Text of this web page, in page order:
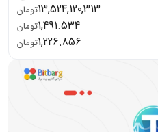
13,524,120,313تومان
1,491.534تومان
1,226.856تومان